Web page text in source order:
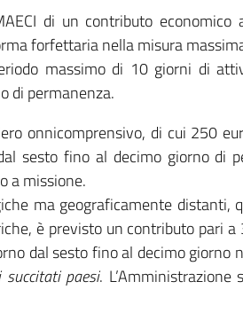
di un contributo economico
forfettaria nella misura
massimo di 10 giorni di
di permanenza.
onnicomprensivo, di cui 250
sesto fino al decimo giorno di
a missione.
ma geograficamente distanti,
è previsto un contributo pari
dal sesto fino al decimo giorno
paesi. L’Amministrazione